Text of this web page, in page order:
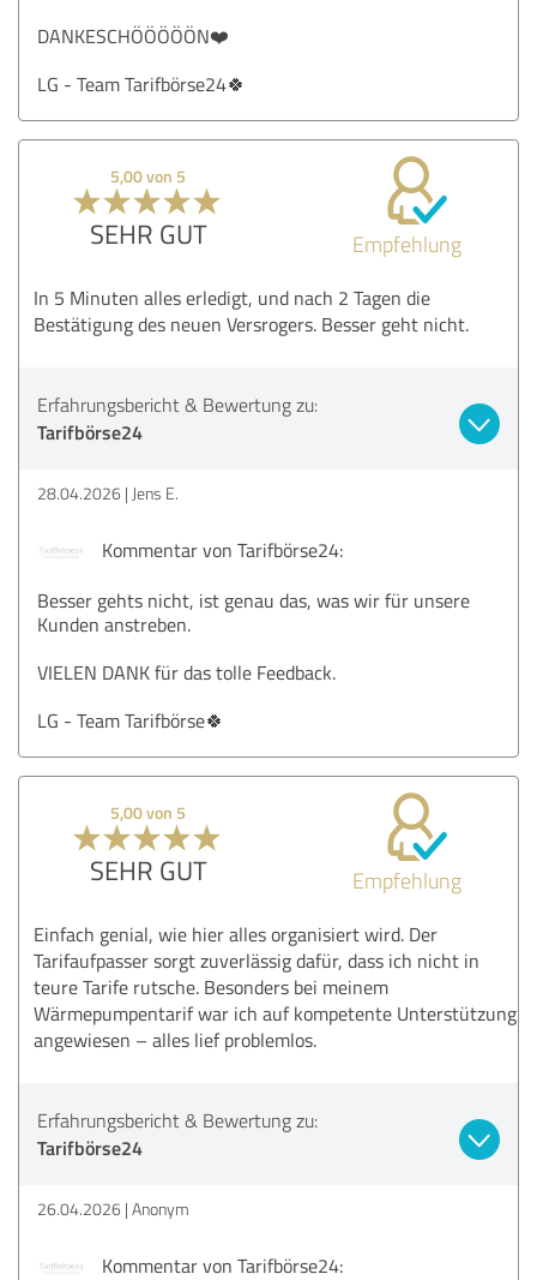
DANKESCHÖÖÖÖÖN❤️
LG - Team Tarifbörse24🍀
5,00 von 5
SEHR GUT Empfehlung
In 5 Minuten alles erledigt, und nach 2 Tagen die
Bestätigung des neuen Versrogers. Besser geht nicht.
Erfahrungsbericht & Bewertung zu:
Tarifbörse24
28.04.2026 Jens E.
Kommentar von Tarifbörse24:
Besser gehts nicht, ist genau das, was wir für unsere
Kunden anstreben.
VIELEN DANK für das tolle Feedback.
LG - Team Tarifbörse🍀
5,00 von 5
SEHR GUT Empfehlung
Einfach genial, wie hier alles organisiert wird. Der
Tarifaufpasser sorgt zuverlässig dafür, dass ich nicht in
teure Tarife rutsche. Besonders bei meinem
Wärmepumpentarif war ich auf kompetente Unterstützung
angewiesen – alles lief problemlos.
Erfahrungsbericht & Bewertung zu:
Tarifbörse24
26.04.2026 Anonym
Kommentar von Tarifbörse24: